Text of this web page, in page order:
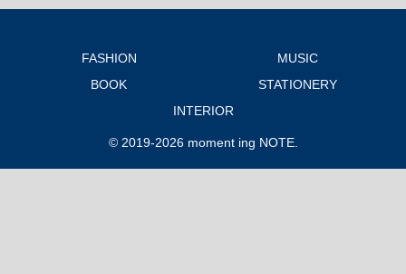
FASHION
MUSIC
BOOK
STATIONERY
INTERIOR
© 2019-2026 moment ing NOTE.